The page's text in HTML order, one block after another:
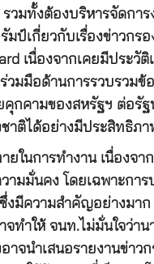
รวมทั้งต้องบริหารจัดก
มป์เกี่ยวกับเรื่องข่าวก
เนื่องจากเคยมีประวั
วมมือด้านการรวบรว
คุกคามของสหรัฐฯ ต่อรั
าติได้อย่างมีประสิทธิภา
ในการทำงาน เนื่องจ
ามมั่นคง โดยเฉพาะก
งมีความสำคัญอย่างมา
ทำให้ จนท.ไม่มั่นใจว่า
าจนำเสนอรายงานข่าว